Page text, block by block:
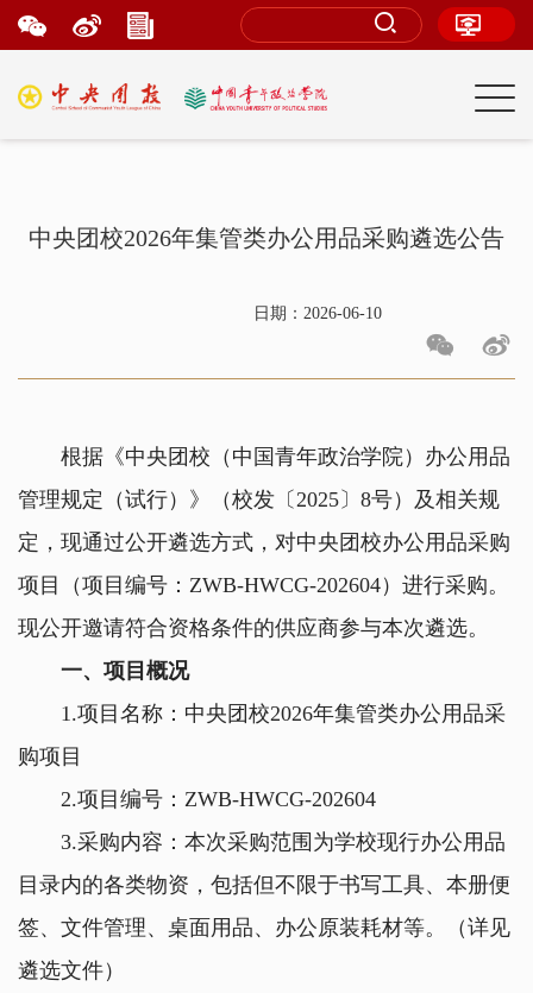
中央团校2026年集管类办公用品采购遴选公告
日期：2026-06-10
根据《中央团校（中国青年政治学院）办公用品
管理规定（试行）》（校发〔2025〕8号）及相关规
定，现通过公开遴选方式，对中央团校办公用品采购
项目（项目编号：ZWB-HWCG-202604）进行采购。
现公开邀请符合资格条件的供应商参与本次遴选。
一、项目概况
1.项目名称：中央团校2026年集管类办公用品采
购项目
2.项目编号：ZWB-HWCG-202604
3.采购内容：本次采购范围为学校现行办公用品
目录内的各类物资，包括但不限于书写工具、本册便
签、文件管理、桌面用品、办公原装耗材等。（详见
遴选文件）